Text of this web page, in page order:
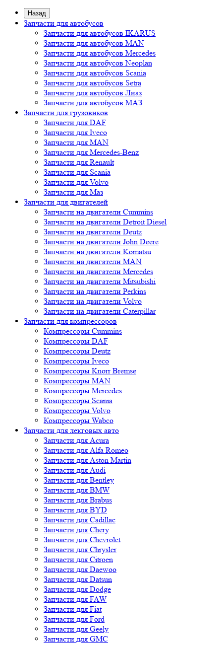
Назад
Запчасти для автобусов
Запчасти для автобусов IKARUS
Запчасти для автобусов MAN
Запчасти для автобусов Mercedes
Запчасти для автобусов Neoplan
Запчасти для автобусов Scania
Запчасти для автобусов Setra
Запчасти для автобусов Лиаз
Запчасти для автобусов МАЗ
Запчасти для грузовиков
Запчасти для DAF
Запчасти для Iveco
Запчасти для MAN
Запчасти для Mercedes-Benz
Запчасти для Renault
Запчасти для Scania
Запчасти для Volvo
Запчасти для Маз
Запчасти для двигателей
Запчасти на двигатели Cummins
Запчасти на двигатели Detroit Diesel
Запчасти на двигатели Deutz
Запчасти на двигатели John Deere
Запчасти на двигатели Komatsu
Запчасти на двигатели MAN
Запчасти на двигатели Mercedes
Запчасти на двигатели Mitsubishi
Запчасти на двигатели Perkins
Запчасти на двигатели Volvo
Запчасти на двигатели Сaterpillar
Запчасти для компрессоров
Компрессоры Cummins
Компрессоры DAF
Компрессоры Deutz
Компрессоры Iveco
Компрессоры Knorr Bremse
Компрессоры MAN
Компрессоры Mercedes
Компрессоры Scania
Компрессоры Volvo
Компрессоры Wabco
Запчасти для лекговых авто
Запчасти для Acura
Запчасти для Alfa Romeo
Запчасти для Aston Martin
Запчасти для Audi
Запчасти для Bentley
Запчасти для BMW
Запчасти для Brabus
Запчасти для BYD
Запчасти для Cadillac
Запчасти для Chery
Запчасти для Chevrolet
Запчасти для Chrysler
Запчасти для Citroen
Запчасти для Daewoo
Запчасти для Datsun
Запчасти для Dodge
Запчасти для FAW
Запчасти для Fiat
Запчасти для Ford
Запчасти для Geely
Запчасти для GMC